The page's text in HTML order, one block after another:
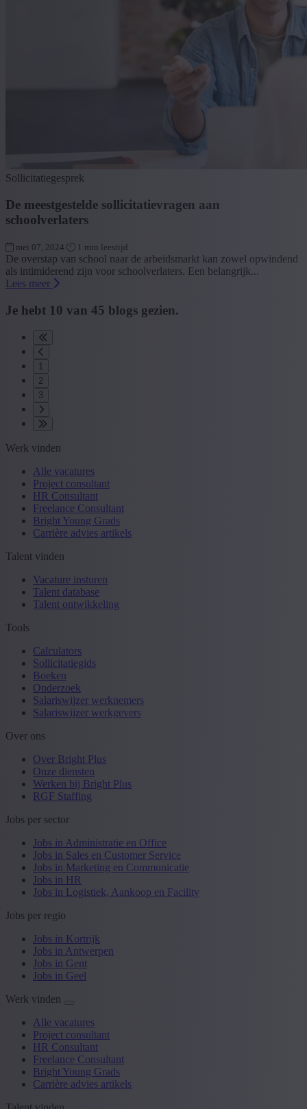
Sollicitatiegesprek
De meestgestelde sollicitatievragen aan
schoolverlaters
mei 07, 2024 1 min leestijd
De overstap van school naar de arbeidsmarkt kan zowel opwindend
als intimiderend zijn voor schoolverlaters. Een belangrijk...
Lees meer
Je hebt 10 van 45 blogs gezien.
1
2
3
Werk vinden
Alle vacatures
Project consultant
HR Consultant
Freelance Consultant
Bright Young Grads
Carrière advies artikels
Talent vinden
Vacature insturen
Talent database
Talent ontwikkeling
Tools
Calculators
Sollicitatiegids
Boeken
Onderzoek
Salariswijzer werknemers
Salariswijzer werkgevers
Over ons
Over Bright Plus
Onze diensten
Werken bij Bright Plus
RGF Staffing
Jobs per sector
Jobs in Administratie en Office
Jobs in Sales en Customer Service
Jobs in Marketing en Communicatie
Jobs in HR
Jobs in Logistiek, Aankoop en Facility
Jobs per regio
Jobs in Kortrijk
Jobs in Antwerpen
Jobs in Gent
Jobs in Geel
Werk vinden
Alle vacatures
Project consultant
HR Consultant
Freelance Consultant
Bright Young Grads
Carrière advies artikels